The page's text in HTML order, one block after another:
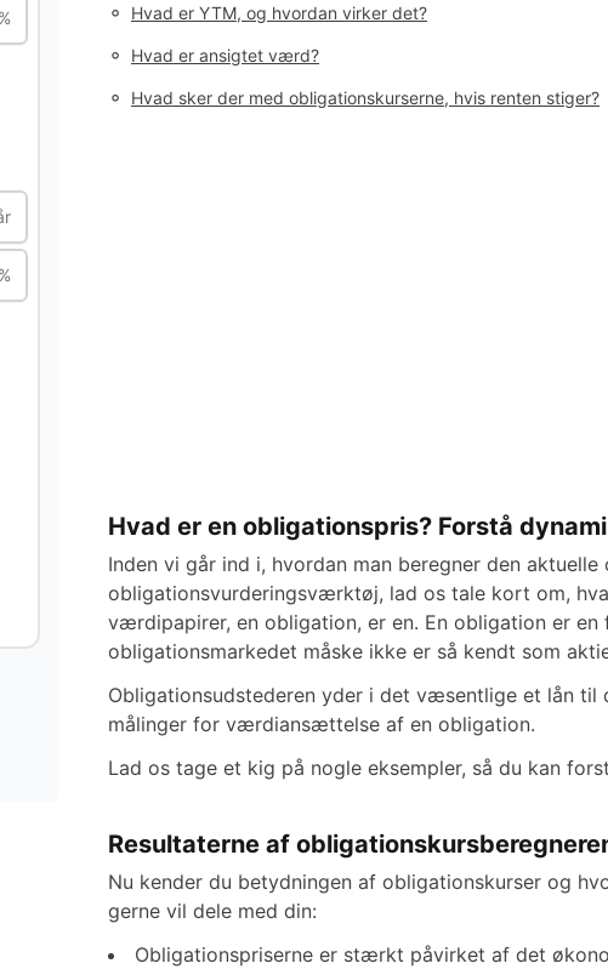
%
%
◦ Hvad er YTM, og hvordan virker det?
◦ Hvad er ansigtet værd?
◦ Hvad sker der med obligationskurserne, hvis renten stiger?
Hvad er en obligationspris? Forstå
Inden vi går ind i, hvordan man beregner den
obligationsvurderingsværktøj, lad os tale kort om,
værdipapirer, en obligation, er en. En obligation er
obligationsmarkedet måske ikke er så kendt som
Obligationsudstederen yder i det væsentlige et lån
målinger for værdiansættelse af en obligation.
Lad os tage et kig på nogle eksempler, så du kan
Resultaterne af
Nu kender du betydningen af obligationskurser og
gerne vil dele med din:
Obligationspriserne er stærkt påvirket af det